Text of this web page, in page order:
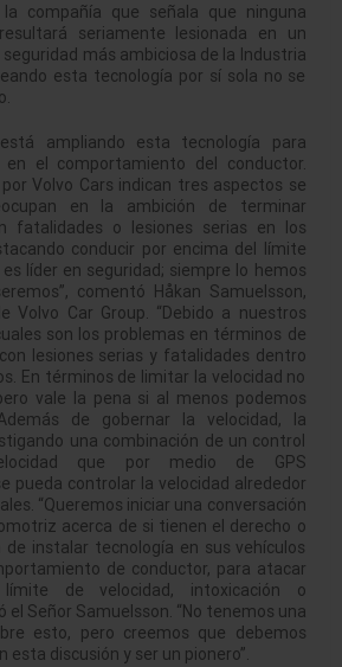
compañía que señala que ninguna
seriamente lesionada en un
seguridad más ambiciosa de la Industria
esta tecnología por sí sola no se
ampliando esta tecnología para
el comportamiento del conductor.
Volvo Cars indican tres aspectos se
en la ambición de terminar
fatalidades o lesiones serias en los
conducir por encima del límite
es líder en seguridad; siempre lo hemos
comentó Håkan Samuelsson,
Volvo Car Group. “Debido a nuestros
son los problemas en términos de
lesiones serias y fatalidades dentro
En términos de limitar la velocidad no
vale la pena si al menos podemos
de gobernar la velocidad, la
una combinación de un control
que por medio de GPS
pueda controlar la velocidad alrededor
“Queremos iniciar una conversación
acerca de si tienen el derecho o
instalar tecnología en sus vehículos
de conductor, para atacar
de velocidad, intoxicación o
Señor Samuelsson. “No tenemos una
esto, pero creemos que debemos
esta discusión y ser un pionero”.